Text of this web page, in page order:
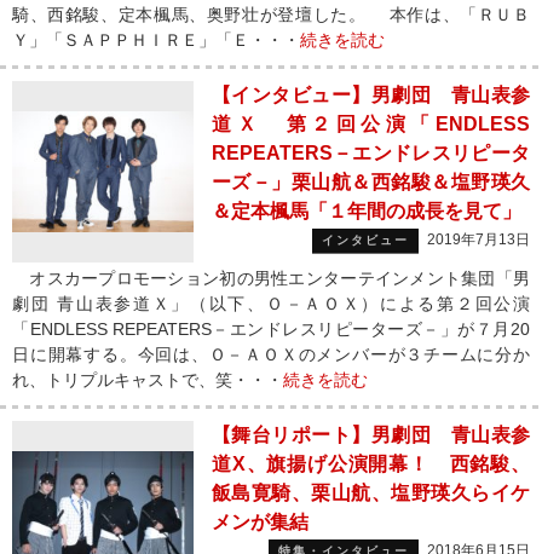
騎、西銘駿、定本楓馬、奥野壮が登壇した。 本作は、「ＲＵＢ
Ｙ」「ＳＡＰＰＨＩＲＥ」「Ｅ・・・ 続きを読む
【インタビュー】男劇団 青山表参
道Ｘ 第２回公演「ENDLESS
REPEATERS－エンドレスリピータ
ーズ－」栗山航＆西銘駿＆塩野瑛久
＆定本楓馬「１年間の成長を見て」
インタビュー 2019年7月13日
オスカープロモーション初の男性エンターテインメント集団「男
劇団 青山表参道Ｘ」（以下、Ｏ－ＡＯＸ）による第２回公演
「ENDLESS REPEATERS－エンドレスリピーターズ－」が７月20
日に開幕する。今回は、Ｏ－ＡＯＸのメンバーが３チームに分か
れ、トリプルキャストで、笑・・・ 続きを読む
【舞台リポート】男劇団 青山表参
道X、旗揚げ公演開幕！ 西銘駿、
飯島寛騎、栗山航、塩野瑛久らイケ
メンが集結
特集・インタビュー 2018年6月15日